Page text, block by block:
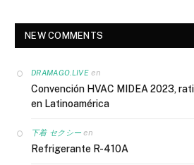
NEW COMMENTS
DRAMAGO.LIVEen
Convención HVAC MIDEA 2023,
en Latinoamérica
下着 セクシー en
Refrigerante R-410A